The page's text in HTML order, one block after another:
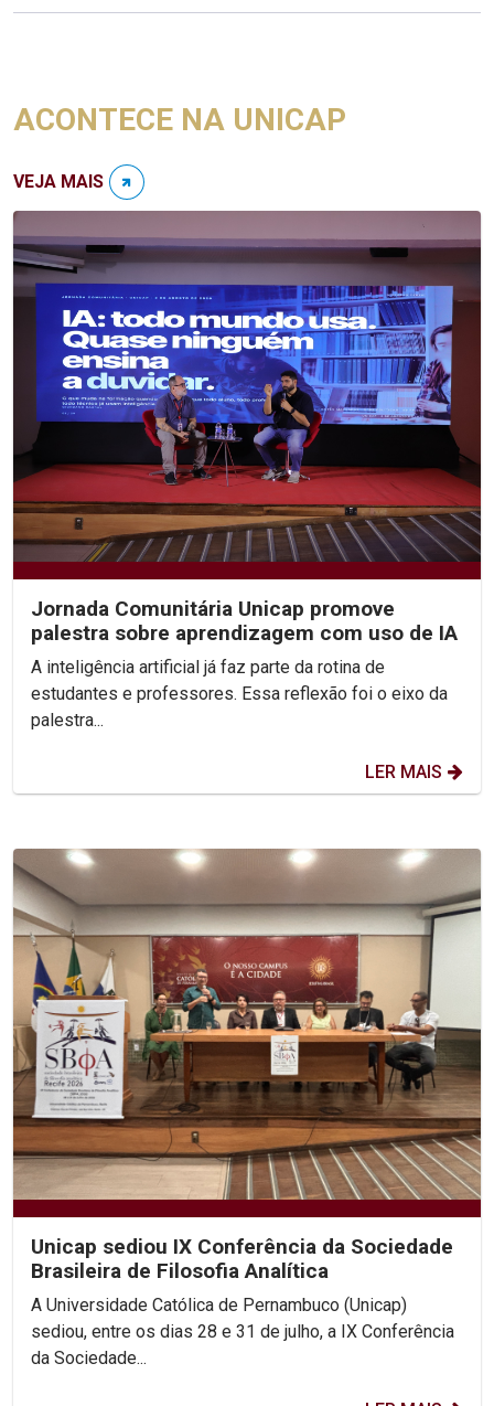
ACONTECE NA UNICAP
VEJA MAIS
Jornada Comunitária Unicap promove
palestra sobre aprendizagem com uso de IA
A inteligência artificial já faz parte da rotina de
estudantes e professores. Essa reflexão foi o eixo da
palestra...
LER MAIS
Unicap sediou IX Conferência da Sociedade
Brasileira de Filosofia Analítica
A Universidade Católica de Pernambuco (Unicap)
sediou, entre os dias 28 e 31 de julho, a IX Conferência
da Sociedade...